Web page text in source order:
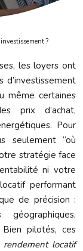
?
les loyers ont
même certaines
prix d’achat,
Pour
seulement “où
stratégie face
ni votre
performant
de précision :
pilotés, ces
rendement locatif